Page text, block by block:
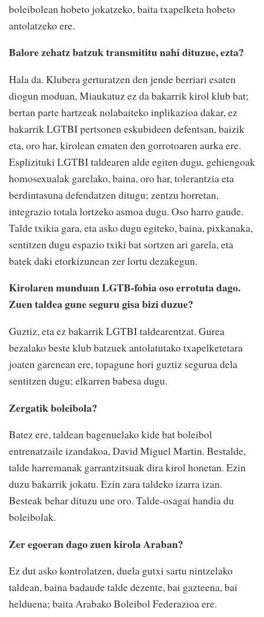
boleibolean hobeto jokatzeko, baita txapelketa hobeto
antolatzeko ere.
Balore zehatz batzuk transmititu nahi dituzue, ezta?
Hala da. Klubera gerturatzen den jende berriari esaten
diogun moduan, Miaukatuz ez da bakarrik kirol klub bat;
bertan parte hartzeak nolabaiteko inplikazioa dakar, ez
bakarrik LGTBI pertsonen eskubideen defentsan, baizik
eta, oro har, kirolean ematen den gorrotoaren aurka ere.
Esplizituki LGTBI taldearen alde egiten dugu, gehiengoak
homosexualak garelako, baina, oro har, tolerantzia eta
berdintasuna defendatzen ditugu; zentzu horretan,
integrazio totala lortzeko asmoa dugu. Oso harro gaude.
Talde txikia gara, eta asko dugu egiteko, baina, pixkanaka,
sentitzen dugu espazio txiki bat sortzen ari garela, eta
batek daki etorkizunean zer lortu dezakegun.
Kirolaren munduan LGTB-fobia oso errotuta dago.
Zuen taldea gune seguru gisa bizi duzue?
Guztiz, eta ez bakarrik LGTBI taldearentzat. Gurea
bezalako beste klub batzuek antolatutako txapelketetara
joaten garenean ere, topagune hori guztiz segurua dela
sentitzen dugu; elkarren babesa dugu.
Zergatik boleibola?
Batez ere, taldean bagenuelako kide bat boleibol
entrenatzaile izandakoa, David Miguel Martin. Bestalde,
talde harremanak garrantzitsuak dira kirol honetan. Ezin
duzu bakarrik jokatu. Ezin zara taldeko izarra izan.
Besteak behar dituzu une oro. Talde-osagai handia du
boleibolak.
Zer egoeran dago zuen kirola Araban?
Ez dut asko kontrolatzen, duela gutxi sartu nintzelako
taldean, baina badaude talde dezente, bai gazteena, bai
helduena; baita Arabako Boleibol Federazioa ere.